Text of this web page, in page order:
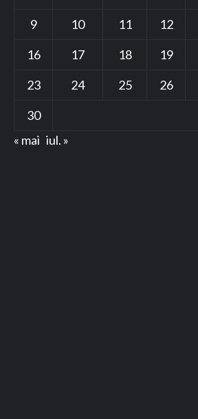
9
10 11 12
16
17 18 19
23
24 25 26
30
« mai iul. »